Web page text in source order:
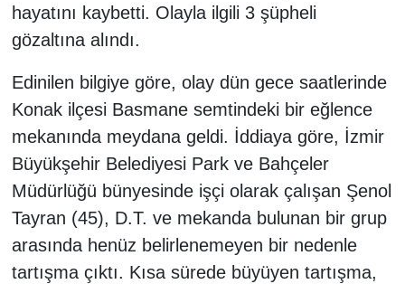
hayatını kaybetti. Olayla ilgili 3 şüpheli
gözaltına alındı.
Edinilen bilgiye göre, olay dün gece saatlerinde
Konak ilçesi Basmane semtindeki bir eğlence
mekanında meydana geldi. İddiaya göre, İzmir
Büyükşehir Belediyesi Park ve Bahçeler
Müdürlüğü bünyesinde işçi olarak çalışan Şenol
Tayran (45), D.T. ve mekanda bulunan bir grup
arasında henüz belirlenemeyen bir nedenle
tartışma çıktı. Kısa sürede büyüyen tartışma,